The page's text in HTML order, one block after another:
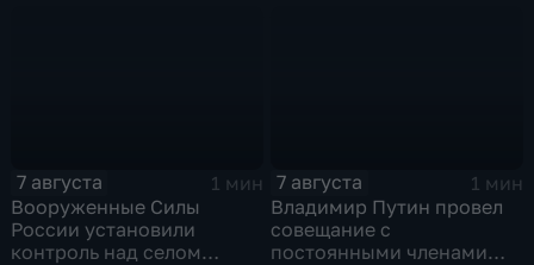
7 августа
1 мин
Вооруженные Силы
России установили
контроль над селом
7 августа
1 мин
Владимир Путин провел
совещание с
постоянными членами